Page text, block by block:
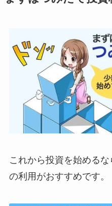
これから投資を始めるな
の利用がおすすめです。